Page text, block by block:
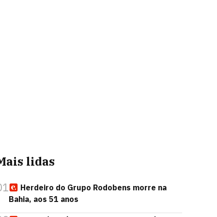
lidas
Herdeiro do Grupo Rodobens morre na
Bahia, aos 51 anos